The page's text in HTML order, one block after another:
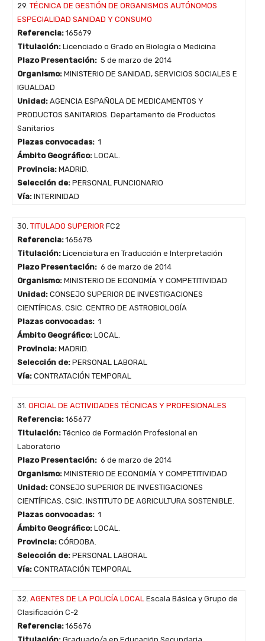
29. TÉCNICA DE GESTIÓN DE ORGANISMOS AUTÓNOMOS
ESPECIALIDAD SANIDAD Y CONSUMO
Referencia: 165679
Titulación: Licenciado o Grado en Biología o Medicina
Plazo Presentación: 5 de marzo de 2014
Organismo: MINISTERIO DE SANIDAD, SERVICIOS SOCIALES E
IGUALDAD
Unidad: AGENCIA ESPAÑOLA DE MEDICAMENTOS Y
PRODUCTOS SANITARIOS. Departamento de Productos
Sanitarios
Plazas convocadas: 1
Ámbito Geográfico: LOCAL.
Provincia: MADRID.
Selección de: PERSONAL FUNCIONARIO
Vía: INTERINIDAD
30. TITULADO SUPERIOR FC2
Referencia: 165678
Titulación: Licenciatura en Traducción e Interpretación
Plazo Presentación: 6 de marzo de 2014
Organismo: MINISTERIO DE ECONOMÍA Y COMPETITIVIDAD
Unidad: CONSEJO SUPERIOR DE INVESTIGACIONES
CIENTÍFICAS. CSIC. CENTRO DE ASTROBIOLOGÍA
Plazas convocadas: 1
Ámbito Geográfico: LOCAL.
Provincia: MADRID.
Selección de: PERSONAL LABORAL
Vía: CONTRATACIÓN TEMPORAL
31. OFICIAL DE ACTIVIDADES TÉCNICAS Y PROFESIONALES
Referencia: 165677
Titulación: Técnico de Formación Profesional en
Laboratorio
Plazo Presentación: 6 de marzo de 2014
Organismo: MINISTERIO DE ECONOMÍA Y COMPETITIVIDAD
Unidad: CONSEJO SUPERIOR DE INVESTIGACIONES
CIENTÍFICAS. CSIC. INSTITUTO DE AGRICULTURA SOSTENIBLE.
Plazas convocadas: 1
Ámbito Geográfico: LOCAL.
Provincia: CÓRDOBA.
Selección de: PERSONAL LABORAL
Vía: CONTRATACIÓN TEMPORAL
32. AGENTES DE LA POLICÍA LOCAL Escala Básica y Grupo de
Clasificación C-2
Referencia: 165676
Titulación: Graduado/a en Educación Secundaria,